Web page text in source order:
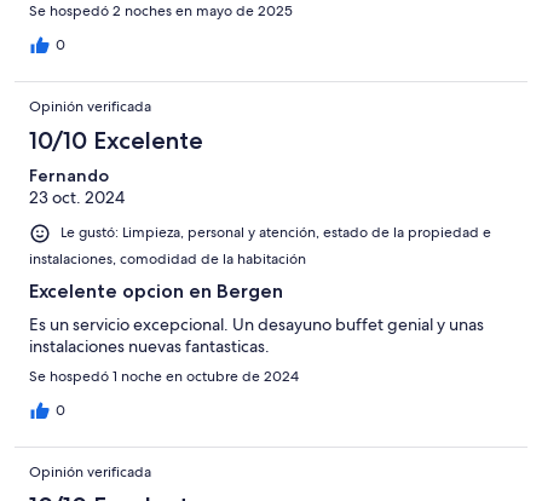
Se hospedó 2 noches en mayo de 2025
0
Opinión verificada
10/10 Excelente
Fernando
23 oct. 2024
Le gustó: Limpieza, personal y atención, estado de la propiedad e
instalaciones, comodidad de la habitación
Excelente opcion en Bergen
Es un servicio excepcional. Un desayuno buffet genial y unas
instalaciones nuevas fantasticas.
Se hospedó 1 noche en octubre de 2024
0
Opinión verificada